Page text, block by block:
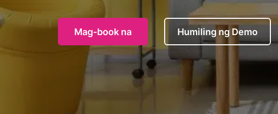
Mag-book na Humiling ng Demo